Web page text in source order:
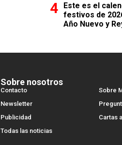
Este es el
festivos de
Año Nuevo y
Sobre nosotros
Contacto
Sobre
Newsletter
Publicidad
Cartas
Todas las noticias